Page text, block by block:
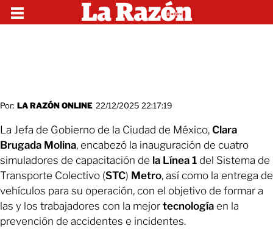
Por: LA RAZÓN ONLINE 22/12/2025 22:17:19
La Jefa de Gobierno de la Ciudad de México, Clara
Brugada Molina, encabezó la inauguración de cuatro
simuladores de capacitación de la Línea 1 del Sistema de
Transporte Colectivo (STC) Metro, así como la entrega de
vehículos para su operación, con el objetivo de formar a
las y los trabajadores con la mejor tecnología en la
prevención de accidentes e incidentes.